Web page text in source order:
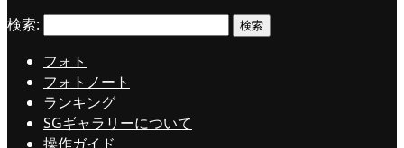
フォト
フォトノート
ランキング
SGギャラリーについて
操作ガイド
検索: